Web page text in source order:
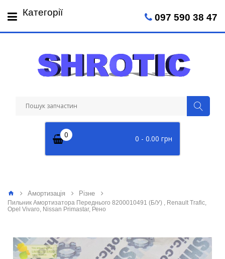
Сб: 09:00 - 14:00
0 - 0.00 грн
0
097 590 38 47
Категорії
Амортизація Різне
Пильник Амортизатора Переднього 8200010491 (Б/У) , Renault Trafic,
Opel Vivaro, Nissan Primastar, Рено